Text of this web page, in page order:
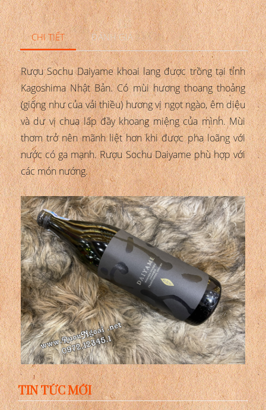
CHI TIẾT ĐÁNH GIÁ
Rượu Sochu Daiyame khoai lang được trồng tại tỉnh
Kagoshima Nhật Bản. Có mùi hương thoang thoảng
(giống như của vải thiều) hương vị ngọt ngào, êm diệu
và dư vị chua lấp đầy khoang miệng của mình. Mùi
thơm trở nên mãnh liệt hơn khi được pha loãng với
nước có ga mạnh. Rượu Sochu Daiyame phù hợp với
các món nướng.
TIN TỨC MỚI